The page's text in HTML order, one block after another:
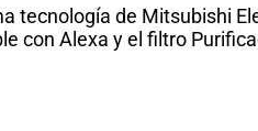
tecnología de Mitsubishi
con Alexa y el filtro